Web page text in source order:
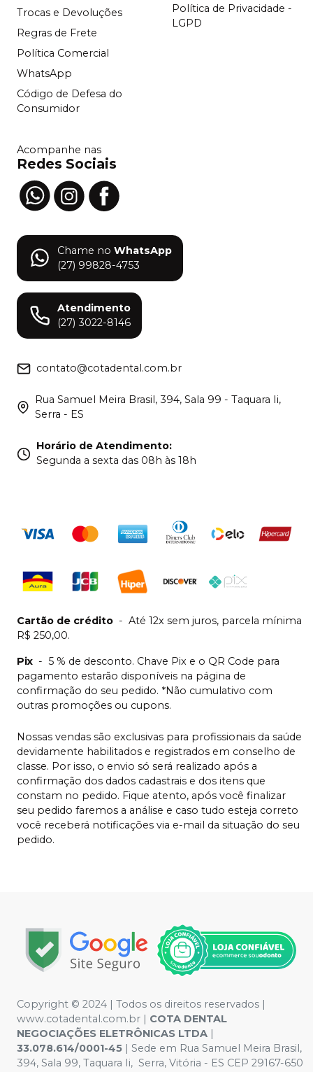
Trocas e Devoluções
Regras de Frete
Política Comercial
WhatsApp
Código de Defesa do
Consumidor
Política de Privacidade -
LGPD
Acompanhe nas
Redes Sociais
Chame no WhatsApp
(27) 99828-4753
Atendimento
(27) 3022-8146
contato@cotadental.com.br
Rua Samuel Meira Brasil, 394, Sala 99 - Taquara Ii,
Serra - ES
Horário de Atendimento:
Segunda a sexta das 08h às 18h
Cartão de crédito - Até 12x sem juros, parcela mínima
R$ 250,00.
Pix - 5 % de desconto. Chave Pix e o QR Code para
pagamento estarão disponíveis na página de
confirmação do seu pedido. *Não cumulativo com
outras promoções ou cupons.
Nossas vendas são exclusivas para profissionais da saúde
devidamente habilitados e registrados em conselho de
classe. Por isso, o envio só será realizado após a
confirmação dos dados cadastrais e dos itens que
constam no pedido. Fique atento, após você finalizar
seu pedido faremos a análise e caso tudo esteja correto
você receberá notificações via e-mail da situação do seu
pedido.
Copyright © 2024 | Todos os direitos reservados |
www.cotadental.com.br | COTA DENTAL
NEGOCIAÇÕES ELETRÔNICAS LTDA |
33.078.614/0001-45 | Sede em Rua Samuel Meira Brasil,
394, Sala 99, Taquara Ii, Serra, Vitória - ES CEP 29167-650